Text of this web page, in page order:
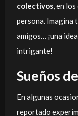
colectivos, en
persona. Imagina
amigos… ¡una
intrigante!
Sueños
En algunas
reportado